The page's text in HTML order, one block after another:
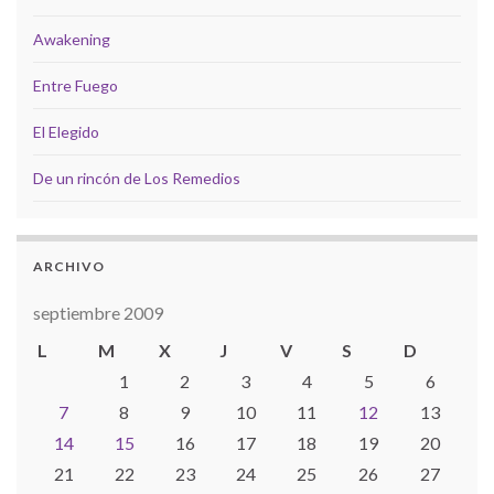
Awakening
Entre Fuego
El Elegido
De un rincón de Los Remedios
ARCHIVO
septiembre 2009
L
M X J V S
D
1
2 3 4 5
6
7
8 9 10 11 12
13
14
15 16 17 18 19
20
21
22 23 24 25 26
27